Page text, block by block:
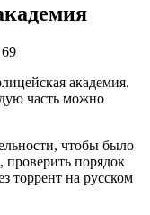
академия.
часть можно
чтобы было
порядок
торрент на русском